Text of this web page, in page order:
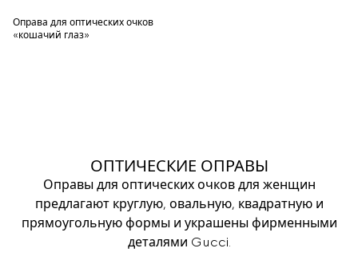
Оправа для оптических очков
«кошачий глаз»
ОПТИЧЕСКИЕ ОПРАВЫ
Оправы для оптических очков для женщин
предлагают круглую, овальную, квадратную и
прямоугольную формы и украшены фирменными
деталями Gucci.